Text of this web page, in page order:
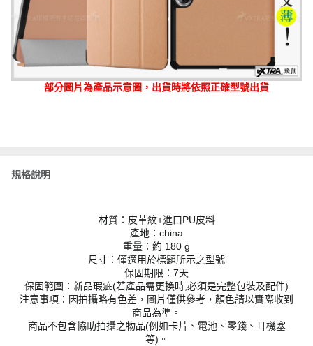
部分圖片為產品示意圖，出貨時將依照正確型號出貨
規格說明
材質：皮革紋+進口PU皮料
產地：china
重量：約 180 g
尺寸：僅適用於標題所示之型號
保固期限：7天
保固範圍：新品瑕疵(若產品需更換時,必須是完整包裝及配件)
注意事項：因拍攝略有色差，圖片僅供參考，顏色請以實際收到
商品為準。
商品不包含協助拍攝之物品(例如卡片、電池、零錢、耳機塞
等)。